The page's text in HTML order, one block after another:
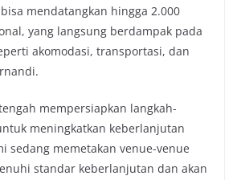
bisa mendatangkan hingga 2.000
yang langsung berdampak pada
akomodasi, transportasi, dan
mempersiapkan langkah-
meningkatkan keberlanjutan
sedang memetakan venue-venue
standar keberlanjutan dan akan